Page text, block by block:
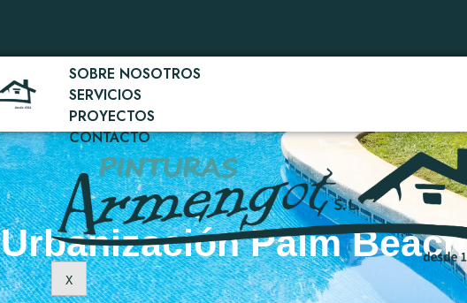
SOBRE NOSOTROS
SERVICIOS
PROYECTOS
CONTACTO
X
Urbanización Palm Beach